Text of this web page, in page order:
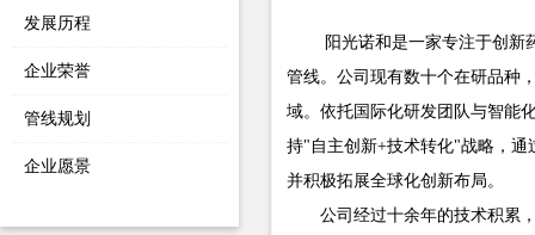
阳光诺和是一家专注于创新
管线。公司现有数十个在研品种
域。依托国际化研发团队与智能
持"自主创新+技术转化"战略，通
并积极拓展全球化创新布局。
公司经过十余年的技术积累，
发展历程
企业荣誉
管线规划
企业愿景